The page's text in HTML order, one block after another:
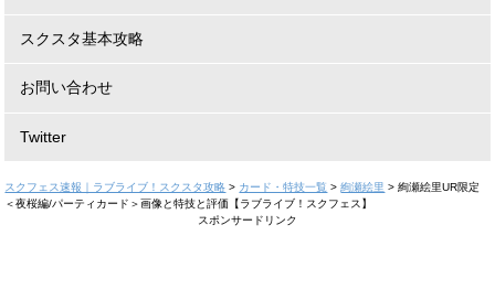
スクスタ基本攻略
お問い合わせ
Twitter
スクフェス速報｜ラブライブ！スクスタ攻略 > カード・特技一覧 >絢瀬絵里 >絢瀬絵里UR限定
＜夜桜編/パーティカード＞画像と特技と評価【ラブライブ！スクフェス】
スポンサードリンク